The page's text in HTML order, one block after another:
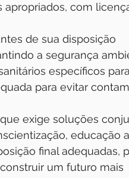
com
de sua disposição
a segurança
específicos para
para evitar
exige soluções
educação
final adequadas,
um futuro mais